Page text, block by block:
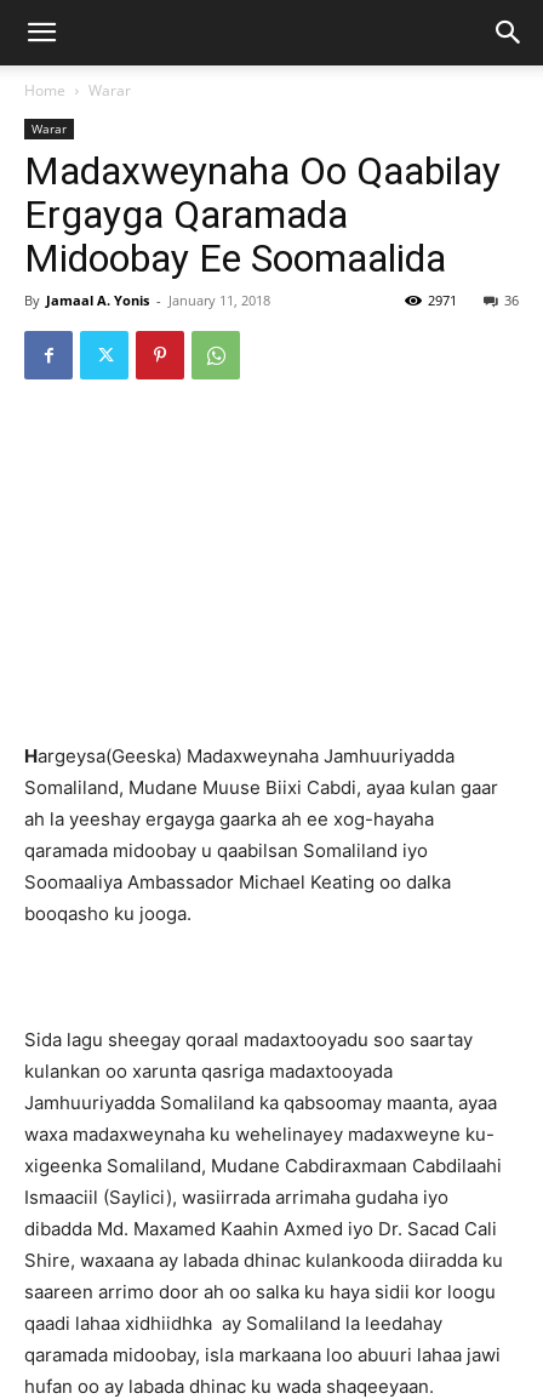
Home Warar
Warar
Madaxweynaha Oo Qaabilay
Ergayga Qaramada
Midoobay Ee Soomaalida
By Jamaal A. Yonis - January 11, 2018 36
2971
Hargeysa(Geeska) Madaxweynaha Jamhuuriyadda
Somaliland, Mudane Muuse Biixi Cabdi, ayaa kulan gaar
ah la yeeshay ergayga gaarka ah ee xog-hayaha
qaramada midoobay u qaabilsan Somaliland iyo
Soomaaliya Ambassador Michael Keating oo dalka
booqasho ku jooga.
Sida lagu sheegay qoraal madaxtooyadu soo saartay
kulankan oo xarunta qasriga madaxtooyada
Jamhuuriyadda Somaliland ka qabsoomay maanta, ayaa
waxa madaxweynaha ku wehelinayey madaxweyne ku-
xigeenka Somaliland, Mudane Cabdiraxmaan Cabdilaahi
Ismaaciil (Saylici), wasiirrada arrimaha gudaha iyo
dibadda Md. Maxamed Kaahin Axmed iyo Dr. Sacad Cali
Shire, waxaana ay labada dhinac kulankooda diiradda ku
saareen arrimo door ah oo salka ku haya sidii kor loogu
qaadi lahaa xidhiidhka ay Somaliland la leedahay
qaramada midoobay, isla markaana loo abuuri lahaa jawi
hufan oo ay labada dhinac ku wada shaqeeyaan.